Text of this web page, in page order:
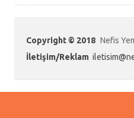
Copyright © 2018 Nefis
İletişim/Reklam